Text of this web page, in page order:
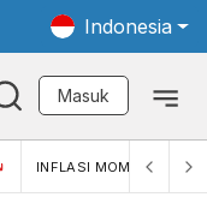
Indonesia
Masuk
INFLASI MOM (MAR)